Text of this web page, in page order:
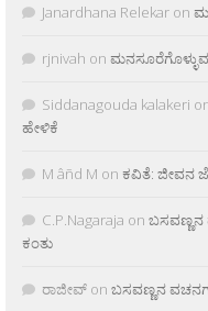
Janardhana Relekar on
rjnivah on
Siddanagouda kalakeri
ಹೇಳಿಕೆ
M âñd M on ಕವಿತೆ: ಜೀವನ
C.P.Nagaraja on ಬಸವಣ್ಣನ
ಕಂತು
ರಾಜೀವ್ on ಬಸವಣ್ಣನ